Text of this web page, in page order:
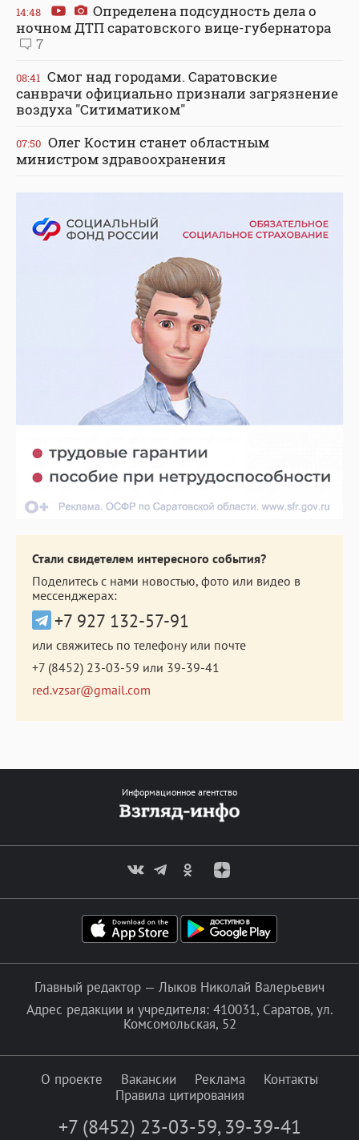
14:48
Определена подсудность дела о
ночном ДТП саратовского вице-губернатора
7
08:41 Смог над городами. Саратовские
санврачи официально признали загрязнение
воздуха "Ситиматиком"
07:50 Олег Костин станет областным
министром здравоохранения
Стали свидетелем интересного события?
Поделитесь с нами новостью, фото или видео в
мессенджерах:
+7 927 132-57-91
или свяжитесь по телефону или почте
+7 (8452) 23-03-59 или 39-39-41
red.vzsar@gmail.com
Информационное агентство
Главный редактор — Лыков Николай Валерьевич
Адрес редакции и учредителя: 410031, Саратов, ул.
Комсомольская, 52
О проекте Вакансии Реклама
Контакты
Правила цитирования
+7 (8452) 23-03-59, 39-39-41